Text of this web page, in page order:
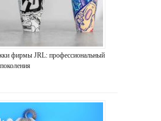
фирмы JRL: профессиональный